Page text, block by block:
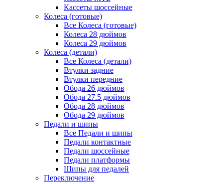
Кассеты шоссейные
Колеса (готовые)
Все Колеса (готовые)
Колеса 28 дюймов
Колеса 29 дюймов
Колеса (детали)
Все Колеса (детали)
Втулки задние
Втулки передние
Обода 26 дюймов
Обода 27.5 дюймов
Обода 28 дюймов
Обода 29 дюймов
Педали и шипы
Все Педали и шипы
Педали контактные
Педали шоссейные
Педали платформы
Шипы для педалей
Переключение